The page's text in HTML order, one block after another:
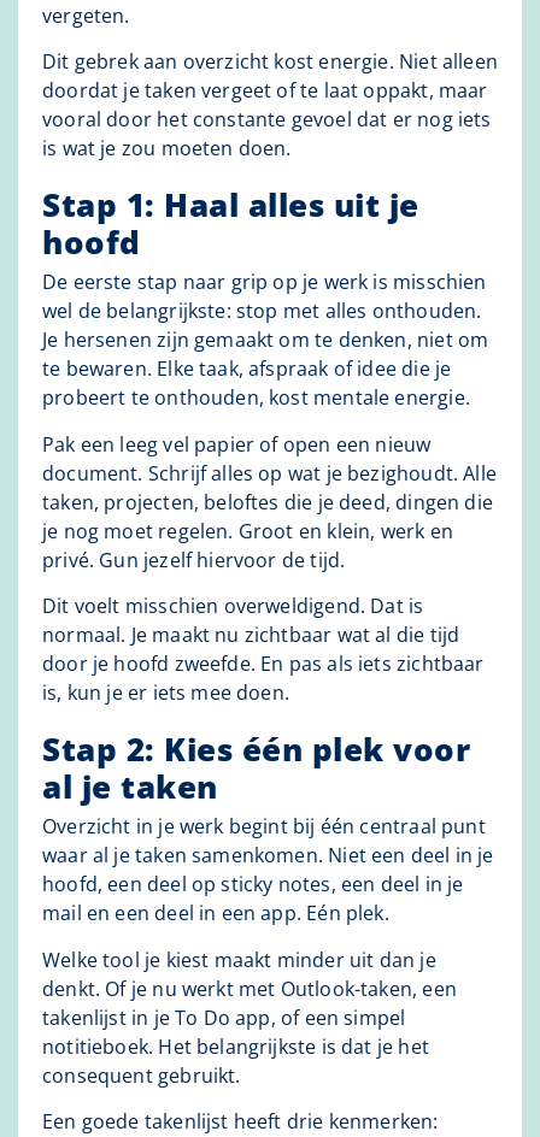
vergeten.
Dit gebrek aan overzicht kost energie. Niet alleen
doordat je taken vergeet of te laat oppakt, maar
vooral door het constante gevoel dat er nog iets
is wat je zou moeten doen.
Stap 1: Haal alles uit je
hoofd
De eerste stap naar grip op je werk is misschien
wel de belangrijkste: stop met alles onthouden.
Je hersenen zijn gemaakt om te denken, niet om
te bewaren. Elke taak, afspraak of idee die je
probeert te onthouden, kost mentale energie.
Pak een leeg vel papier of open een nieuw
document. Schrijf alles op wat je bezighoudt. Alle
taken, projecten, beloftes die je deed, dingen die
je nog moet regelen. Groot en klein, werk en
privé. Gun jezelf hiervoor de tijd.
Dit voelt misschien overweldigend. Dat is
normaal. Je maakt nu zichtbaar wat al die tijd
door je hoofd zweefde. En pas als iets zichtbaar
is, kun je er iets mee doen.
Stap 2: Kies één plek voor
al je taken
Overzicht in je werk begint bij één centraal punt
waar al je taken samenkomen. Niet een deel in je
hoofd, een deel op sticky notes, een deel in je
mail en een deel in een app. Eén plek.
Welke tool je kiest maakt minder uit dan je
denkt. Of je nu werkt met Outlook-taken, een
takenlijst in je To Do app, of een simpel
notitieboek. Het belangrijkste is dat je het
consequent gebruikt.
Een goede takenlijst heeft drie kenmerken: